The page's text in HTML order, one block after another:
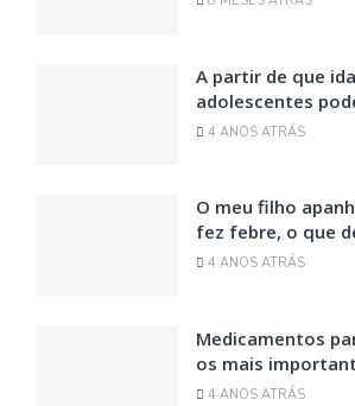
A partir de que
adolescentes
4 ANOS ATRÁS
O meu filho
fez febre, o que
4 ANOS ATRÁS
Medicamentos
os mais
4 ANOS ATRÁS